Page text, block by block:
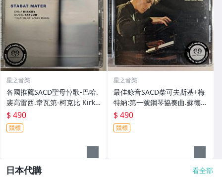
星之音樂
各國推薦SACD聖母悼歌-巴哈.
裴高雷西.韋瓦第-柯克比 Kirkb
y Taylor Pergolesi Bach Vival
di Stabat Mater
$ 490
競標
星之音樂
最佳錄音SACD柴可夫斯基+梅
特納:第一號鋼琴協奏曲.蘇德賓
Tchaikovsky Medtner Sudbi
n Neschling全新
$ 490
競標
日本代購 看全部